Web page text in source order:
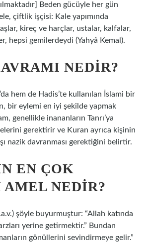
Beden gücüyle her gün
çiftlik işçisi: Kale yapımında
kireç ve harçlar, ustalar, kalfalar,
hepsi gemilerdeydi (Yahyâ Kemal).
NEDIR?
hem de Hadis’te kullanılan İslami bir
bir eylemi en iyi şekilde yapmak
genellikle inananların Tanrı’ya
gerektirir ve Kuran ayrıca kişinin
nazik davranması gerektiğini belirtir.
EN ÇOK
AMEL NEDIR?
şöyle buyurmuştur: “Allah katında
yerine getirmektir.” Bundan
gönüllerini sevindirmeye gelir.”